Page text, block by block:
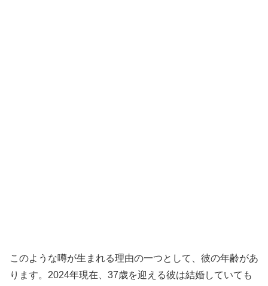
このような噂が生まれる理由の一つとして、彼の年齢があ
ります。2024年現在、37歳を迎える彼は結婚していても